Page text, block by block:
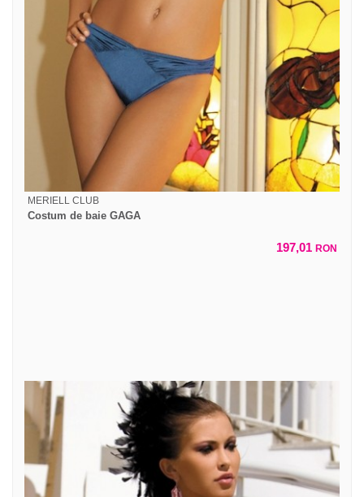
MERIELL CLUB
Costum de baie GAGA
197,01 RON